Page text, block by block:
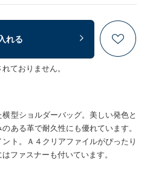
れる
ておりません。
型ショルダーバッグ。美しい発色と
ある革で耐久性にも優れています。
ト。Ａ４クリアファイルがぴったり
ファスナーも付いています。